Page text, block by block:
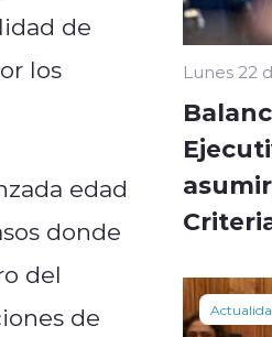
de
los
edad
donde
del
de
Lunes 22